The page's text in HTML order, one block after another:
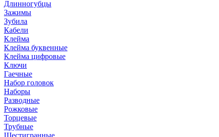
Длинногубцы
Зажимы
Зубила
Кабели
Клейма
Клейма буквенные
Клейма цифровые
Ключи
Гаечные
Набор головок
Наборы
Разводные
Рожковые
Торцевые
Трубные
Шестигранные